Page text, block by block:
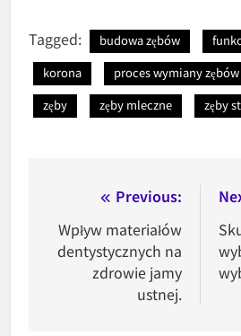
Tagged: budowa zębów
korona
proces wymiany zębów
zęby
zęby mleczne zęby
Nawigacja
wpisu
Previous:
Wpływ materiałów
dentystycznych na
zdrowie jamy
ustnej.